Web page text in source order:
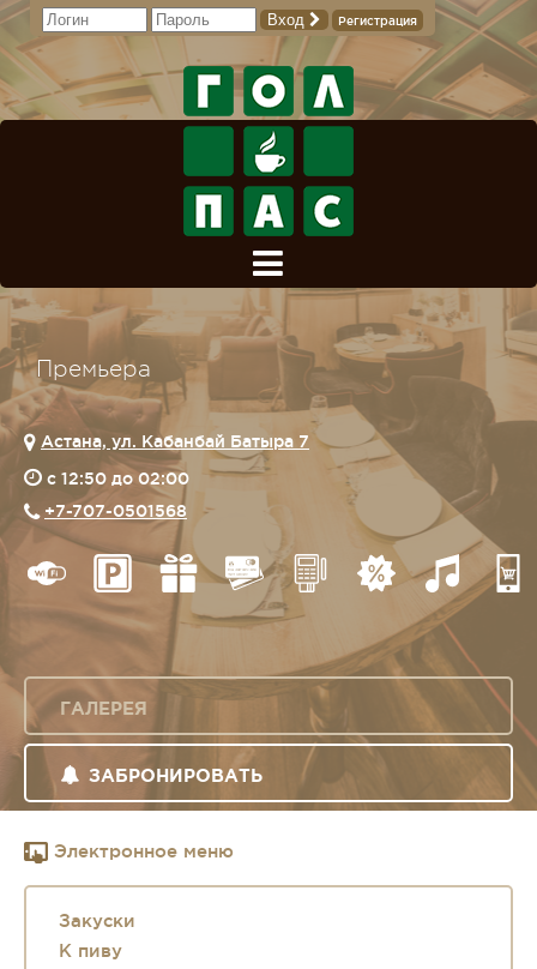
Вход Регистрация
Премьера
Астана, ул. Кабанбай Батыра 7
c 12:50 до 02:00
+7-707-0501568
ГАЛЕРЕЯ
ЗАБРОНИРОВАТЬ
Электронное меню
Закуски
К пиву